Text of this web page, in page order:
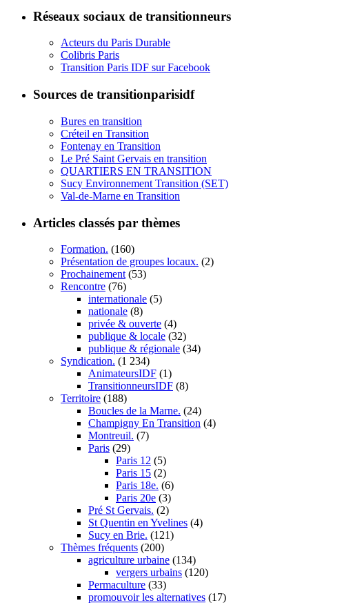
Réseaux sociaux de transitionneurs
Acteurs du Paris Durable
Colibris Paris
Transition Paris IDF sur Facebook
Sources de transitionparisidf
Bures en transition
Créteil en Transition
Fontenay en Transition
Le Pré Saint Gervais en transition
QUARTIERS EN TRANSITION
Sucy Environnement Transition (SET)
Val-de-Marne en Transition
Articles classés par thèmes
Formation. (160)
Présentation de groupes locaux. (2)
Prochainement (53)
Rencontre (76)
internationale (5)
nationale (8)
privée & ouverte (4)
publique & locale (32)
publique & régionale (34)
Syndication. (1 234)
AnimateursIDF (1)
TransitionneursIDF (8)
Territoire (188)
Boucles de la Marne. (24)
Champigny En Transition (4)
Montreuil. (7)
Paris (29)
Paris 12 (5)
Paris 15 (2)
Paris 18e. (6)
Paris 20e (3)
Pré St Gervais. (2)
St Quentin en Yvelines (4)
Sucy en Brie. (121)
Thèmes fréquents (200)
agriculture urbaine (134)
vergers urbains (120)
Permaculture (33)
promouvoir les alternatives (17)